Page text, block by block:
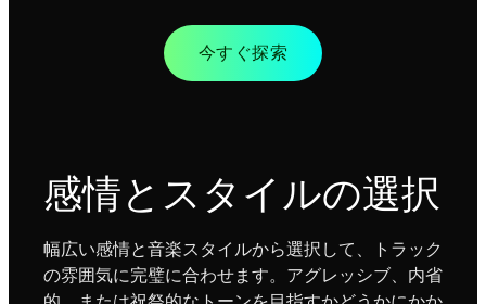
今すぐ探索
感情とスタイルの選択
幅広い感情と音楽スタイルから選択して、トラック
の雰囲気に完璧に合わせます。アグレッシブ、内省